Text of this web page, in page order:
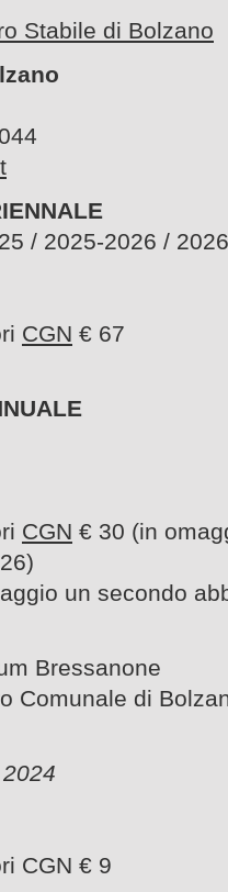
Stabile di Bolzano
/ 2025-2026
CGN € 67
CGN € 30 (in
un secondo
Bressanone
Comunale di
CGN € 9